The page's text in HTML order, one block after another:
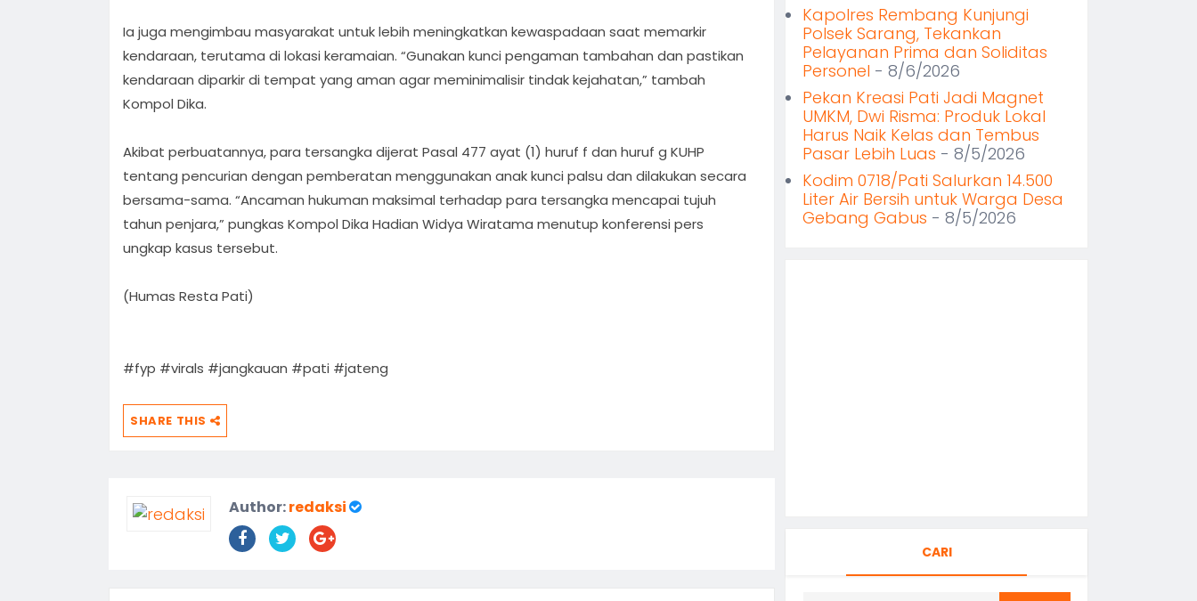
Ia juga mengimbau masyarakat untuk lebih meningkatkan kewaspadaan saat memarkir
kendaraan, terutama di lokasi keramaian. “Gunakan kunci pengaman tambahan dan pastikan
kendaraan diparkir di tempat yang aman agar meminimalisir tindak kejahatan,” tambah
Kompol Dika.
Akibat perbuatannya, para tersangka dijerat Pasal 477 ayat (1) huruf f dan huruf g KUHP
tentang pencurian dengan pemberatan menggunakan anak kunci palsu dan dilakukan secara
bersama-sama. “Ancaman hukuman maksimal terhadap para tersangka mencapai tujuh
tahun penjara,” pungkas Kompol Dika Hadian Widya Wiratama menutup konferensi pers
ungkap kasus tersebut.
(Humas Resta Pati)
#fyp #virals #jangkauan #pati #jateng
SHARE THIS
Author:redaksi
Kapolres Rembang Kunjungi
Polsek Sarang, Tekankan
Pelayanan Prima dan Soliditas
Personel - 8/6/2026
Pekan Kreasi Pati Jadi Magnet
UMKM, Dwi Risma: Produk Lokal
Harus Naik Kelas dan Tembus
Pasar Lebih Luas - 8/5/2026
Kodim 0718/Pati Salurkan 14.500
Liter Air Bersih untuk Warga Desa
Gebang Gabus - 8/5/2026
CARI